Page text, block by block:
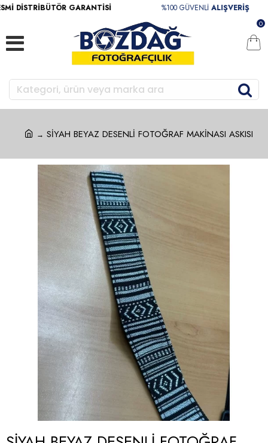
DİSTRİBÜTÖR GARANTİSİ %100 GÜVENLİALIŞVERİŞ
0
SİYAH BEYAZ DESENLİ FOTOĞRAF MAKİNASI ASKISI